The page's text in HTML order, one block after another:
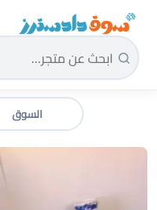
سوق دادسترز الرئيسية
السوق